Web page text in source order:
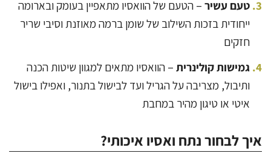
טעם עשיר – הטעם של הוואסיו מתאפיין בעומק ובארומה
ייחודית בזכות השילוב של שומן ברמה מאוזנת וסיבי שריר
חזקים
גמישות קולינרית – הוואסיו מתאים למגוון שיטות הכנה
ותיבול, מצריבה על הגריל ועד לבישול בתנור, ואפילו בישול
איטי או טיגון מהיר במחבת
איך לבחור נתח ואסיו איכותי?